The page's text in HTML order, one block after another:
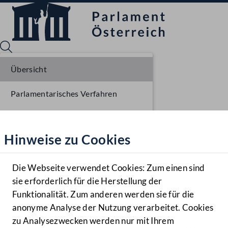
Hilfe
Benutzer
Navigationsmenü öffnen
MENÜ
Hinweise zu Cookies
Die Webseite verwendet Cookies: Zum einen sind
sie erforderlich für die Herstellung der
Funktionalität. Zum anderen werden sie für die
anonyme Analyse der Nutzung verarbeitet. Cookies
zu Analysezwecken werden nur mit Ihrem
Übersicht
Parlamentarisches Verfahren
Ausschussberatungen NR
Plenarberatungen NR